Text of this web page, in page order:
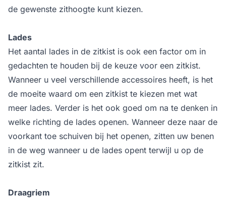
de gewenste zithoogte kunt kiezen.
Lades
Het aantal lades in de zitkist is ook een factor om in
gedachten te houden bij de keuze voor een zitkist.
Wanneer u veel verschillende accessoires heeft, is het
de moeite waard om een zitkist te kiezen met wat
meer lades. Verder is het ook goed om na te denken in
welke richting de lades openen. Wanneer deze naar de
voorkant toe schuiven bij het openen, zitten uw benen
in de weg wanneer u de lades opent terwijl u op de
zitkist zit.
Draagriem